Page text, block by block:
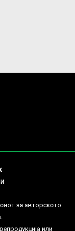
за авторското
или